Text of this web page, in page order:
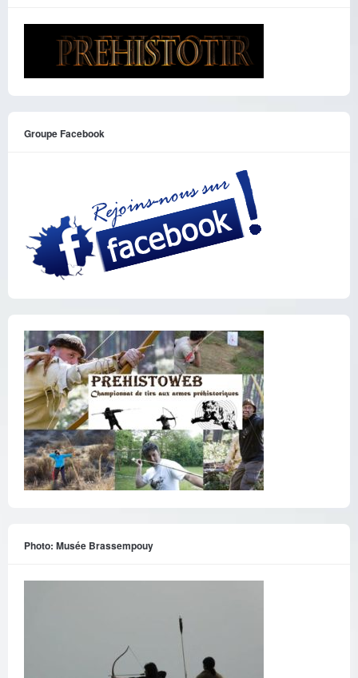
Groupe Facebook
Photo: Musée Brassempouy